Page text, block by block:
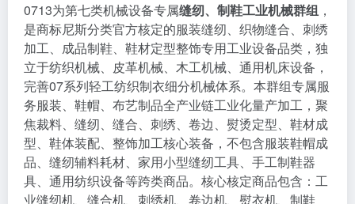
0713为第七类机械设备专属缝纫、制鞋工业机械群组 ，
是商标尼斯分类官方核定的服装缝纫、织物缝合、刺绣
加工、成品制鞋、鞋材定型整饰专用工业设备品类，独
立于纺织机械、皮革机械、木工机械、通用机床设备，
完善07系列轻工纺织制衣细分机械体系。本群组专属服
务服装、鞋帽、布艺制品全产业链工业化量产加工，聚
焦裁料、缝纫、缝合、刺绣、卷边、熨烫定型、鞋材成
型、鞋体装配、整饰加工核心装备，不包含服装鞋帽成
品、缝纫辅料耗材、家用小型缝纫工具、手工制鞋器
具、通用纺织设备等跨类商品。核心核定商品包含：工
业缝纫机、缝合机、刺绣机、卷边机、熨衣机、制鞋